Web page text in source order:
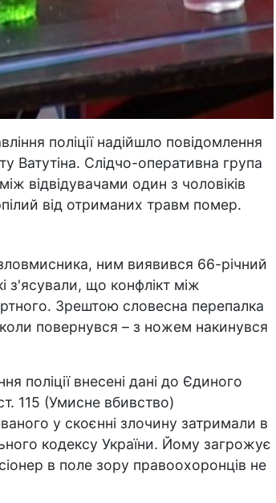
поліції надійшло повідомлення
Ватутіна. Слідчо-оперативна група
відвідувачами один з чоловіків
від отриманих травм помер.
ним виявився 66-річний
з'ясували, що конфлікт між
Зрештою словесна перепалка
повернувся – з ножем накинувся
поліції внесені дані до Єдиного
115 (Умисне вбивство)
у скоєнні злочину затримали в
кодексу України. Йому загрожує
в поле зору правоохоронців не